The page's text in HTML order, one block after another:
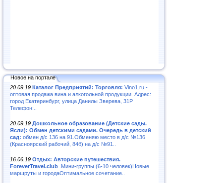
Новое на портале
20.09.19 Каталог Предприятий: Торговля: Vino1.ru -
оптовая продажа вина и алкогольной продукции. Адрес:
город Екатеринбург, улица Данилы Зверева, 31Р
Телефон:..
20.09.19 Дошкольное образование (Детские сады.
Ясли): Обмен детскими садами. Очередь в детский
сад: обмен д/с 136 на 91.Обменяю место в д/с №136
(Красноярский рабочий, 84б) на д/с №91..
16.06.19 Отдых: Авторские путешествия.
ForeverTravel.club .Мини-группы (6-10 человек)Новые
маршруты и городаОптимальное сочетание..